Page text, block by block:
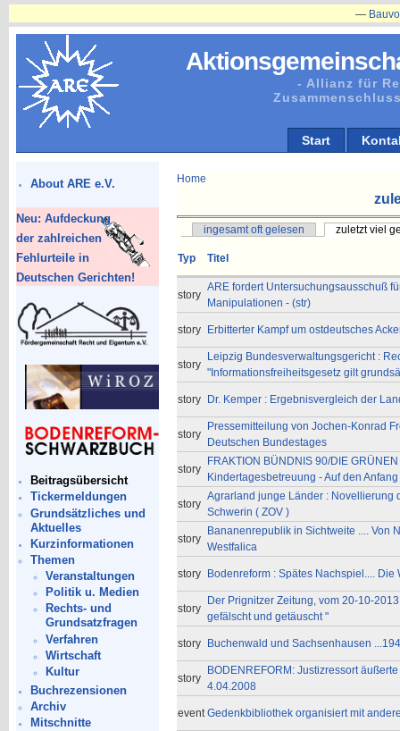
- Allianz für
Start
About ARE e.V.
Neu: Aufdeckung
der zahlreichen
Fehlurteile in
Deutschen Gerichten!
Beitragsübersicht
Tickermeldungen
Grundsätzliches und
Aktuelles
Kurzinformationen
Themen
Veranstaltungen
Politik u. Medien
Rechts- und
Grundsatzfragen
Verfahren
Wirtschaft
Kultur
Buchrezensionen
Archiv
Mitschnitte
Home
ingesamt oft gelesen zuletzt viel
Typ Titel
story
ARE fordert Untersuchungsausschuß
Manipulationen - (str)
story Erbitterter Kampf um ostdeutsches
story
Leipzig Bundesverwaltungsgericht :
"Informationsfreiheitsgesetz gilt
story Dr. Kemper : Ergebnisvergleich der
story
Pressemitteilung von Jochen-Konrad
Deutschen Bundestages
story
FRAKTION BÜNDNIS 90/DIE
Kindertagesbetreuung - Auf den
story
Agrarland junge Länder : Novellierung
Schwerin ( ZOV )
story
Bananenrepublik in Sichtweite .... Von
Westfalica
story Bodenreform : Spätes Nachspiel.... Die
story
Der Prignitzer Zeitung, vom 20-10-
gefälscht und getäuscht "
story Buchenwald und Sachsenhausen
story
BODENREFORM: Justizressort
4.04.2008
event Gedenkbibliothek organisiert mit